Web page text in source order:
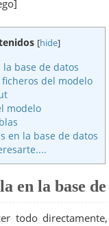
>hm</frontName>
>
necesitamos
necesitamos
>
</file>
>
necesitamos
para informar a
[hide]
base de datos
del modelo
modelo
en la base de datos
en la base
todo